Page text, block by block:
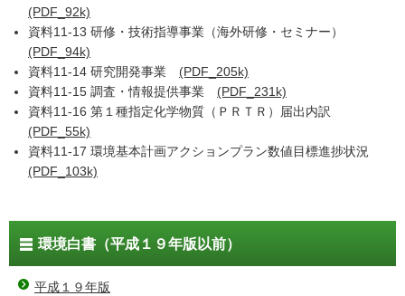
(PDF_92k)
資料11-13 研修・技術指導事業（海外研修・セミナー）
(PDF_94k)
資料11-14 研究開発事業 (PDF_205k)
資料11-15 調査・情報提供事業 (PDF_231k)
資料11-16 第１種指定化学物質（ＰＲＴＲ）届出内訳
(PDF_55k)
資料11-17 環境基本計画アクションプラン数値目標進捗状況
(PDF_103k)
環境白書（平成１９年版以前）
平成１９年版